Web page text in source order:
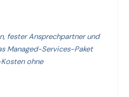
fester Ansprechpartner und
Managed-Services-Paket
ohne